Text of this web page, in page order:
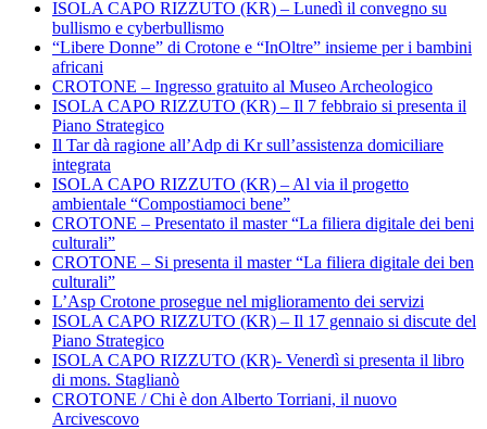
ISOLA CAPO RIZZUTO (KR) – Lunedì il convegno su
bullismo e cyberbullismo
“Libere Donne” di Crotone e “InOltre” insieme per i bambini
africani
CROTONE – Ingresso gratuito al Museo Archeologico
ISOLA CAPO RIZZUTO (KR) – Il 7 febbraio si presenta il
Piano Strategico
Il Tar dà ragione all’Adp di Kr sull’assistenza domiciliare
integrata
ISOLA CAPO RIZZUTO (KR) – Al via il progetto
ambientale “Compostiamoci bene”
CROTONE – Presentato il master “La filiera digitale dei beni
culturali”
CROTONE – Si presenta il master “La filiera digitale dei ben
culturali”
L’Asp Crotone prosegue nel miglioramento dei servizi
ISOLA CAPO RIZZUTO (KR) – Il 17 gennaio si discute del
Piano Strategico
ISOLA CAPO RIZZUTO (KR)- Venerdì si presenta il libro
di mons. Staglianò
CROTONE / Chi è don Alberto Torriani, il nuovo
Arcivescovo